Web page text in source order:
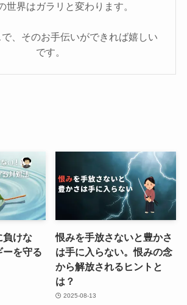
世界はガラリと変わります。
、そのお手伝いができれば嬉しい
です。
負けな
ーを守る
恨みを手放さないと豊かさ
は手に入らない。恨みの念
から解放されるヒントと
は？
2025-08-13